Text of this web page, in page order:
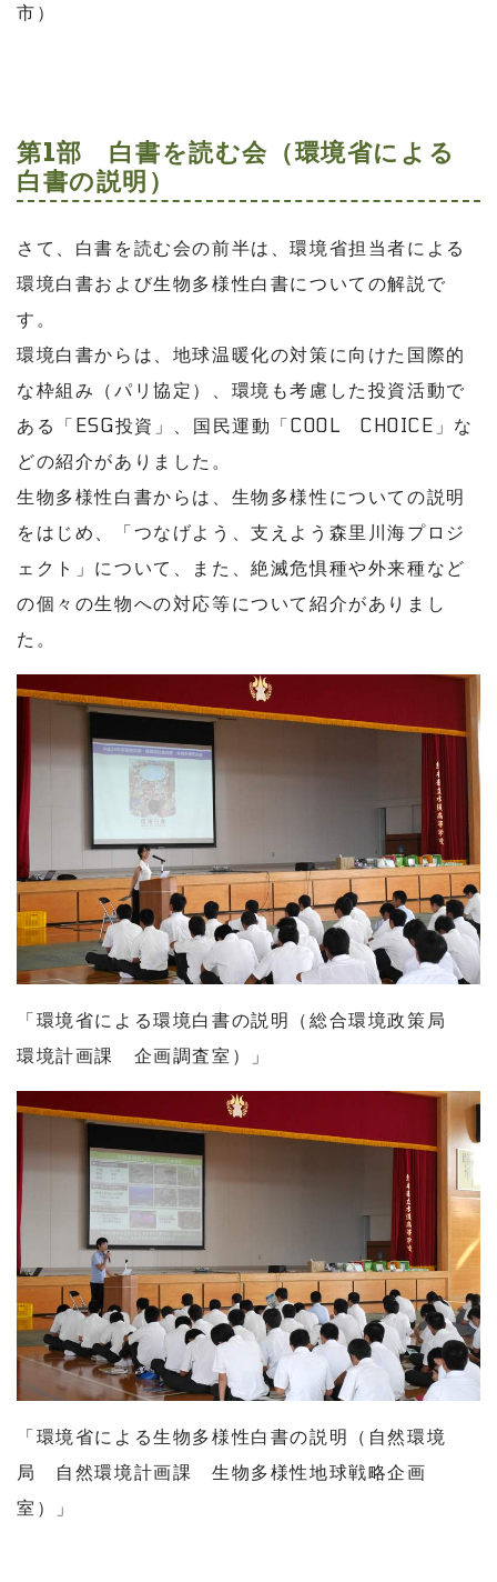
市）
第1部 白書を読む会（環境省による
白書の説明）
さて、白書を読む会の前半は、環境省担当者による
環境白書および生物多様性白書についての解説で
す。
環境白書からは、地球温暖化の対策に向けた国際的
な枠組み（パリ協定）、環境も考慮した投資活動で
ある「ESG投資」、国民運動「COOL CHOICE」な
どの紹介がありました。
生物多様性白書からは、生物多様性についての説明
をはじめ、「つなげよう、支えよう森里川海プロジ
ェクト」について、また、絶滅危惧種や外来種など
の個々の生物への対応等について紹介がありまし
た。
「環境省による環境白書の説明（総合環境政策局
環境計画課 企画調査室）」
「環境省による生物多様性白書の説明（自然環境
局 自然環境計画課 生物多様性地球戦略企画
室）」